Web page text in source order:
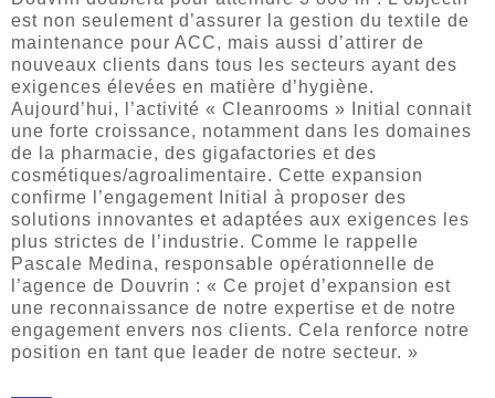
est non seulement d’assurer la gestion du textile de
maintenance pour ACC, mais aussi d’attirer de
nouveaux clients dans tous les secteurs ayant des
exigences élevées en matière d’hygiène.
Aujourd’hui, l’activité « Cleanrooms » Initial connait
une forte croissance, notamment dans les domaines
de la pharmacie, des gigafactories et des
cosmétiques/agroalimentaire. Cette expansion
confirme l’engagement Initial à proposer des
solutions innovantes et adaptées aux exigences les
plus strictes de l’industrie. Comme le rappelle
Pascale Medina, responsable opérationnelle de
l’agence de Douvrin : « Ce projet d’expansion est
une reconnaissance de notre expertise et de notre
engagement envers nos clients. Cela renforce notre
position en tant que leader de notre secteur. »